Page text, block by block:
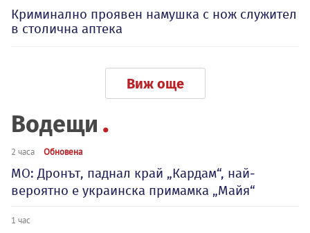
Криминално проявен намушка с нож служител
в столична аптека
Виж още
Водещи
2 часа Обновена
МО: Дронът, паднал край „Кардам“, най-
вероятно е украинска примамка „Майя“
1 час